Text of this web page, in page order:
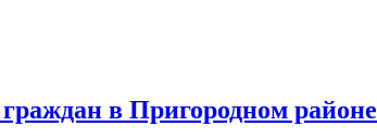
в Пригородном районе